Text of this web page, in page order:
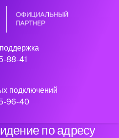
88-41
подключений
96-40
интернет и
по адресу